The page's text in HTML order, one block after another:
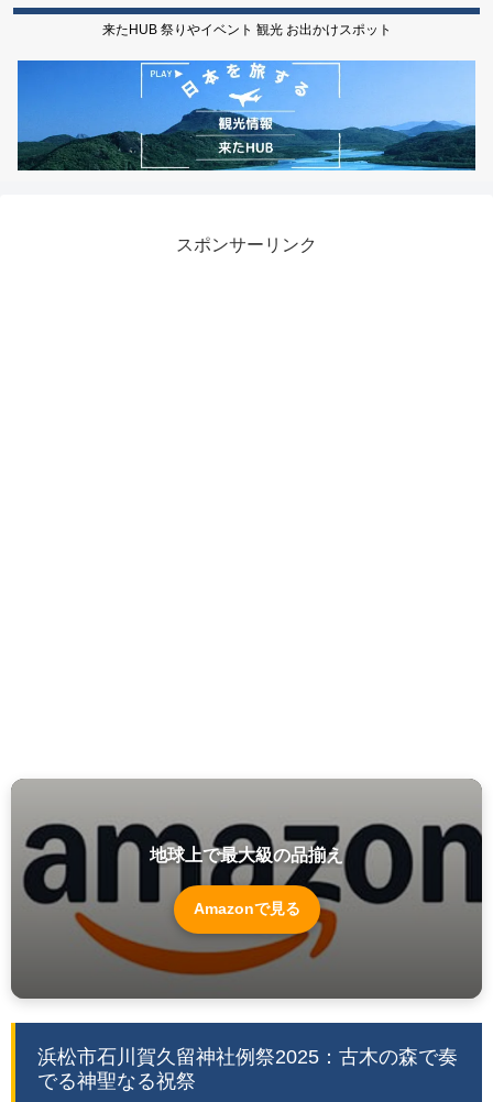
来たHUB 祭りやイベント 観光 お出かけスポット
スポンサーリンク
地球上で最大級の品揃え
Amazonで見る
浜松市石川賀久留神社例祭2025：古木の森で奏
でる神聖なる祝祭